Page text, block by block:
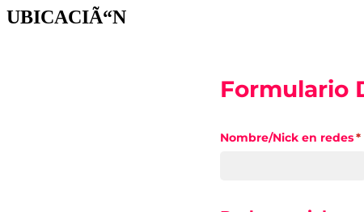
UBICACIÃ“N